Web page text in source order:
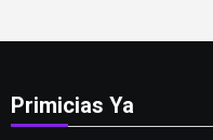
Primicias Ya